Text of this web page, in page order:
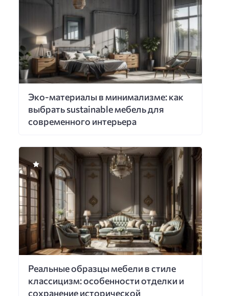
Эко-материалы в минимализме: как
выбрать sustainable мебель для
современного интерьера
Реальные образцы мебели в стиле
классицизм: особенности отделки и
сохранение исторической